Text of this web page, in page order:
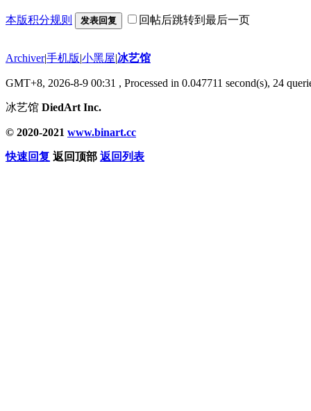
本版积分规则 发表回复 回帖后跳转到最后一页
Archiver|手机版|小黑屋|冰艺馆
GMT+8, 2026-8-9 00:31 , Processed in 0.047711 second(s), 24
冰艺馆 DiedArt Inc.
© 2020-2021 www.binart.cc
快速回复 返回顶部 返回列表